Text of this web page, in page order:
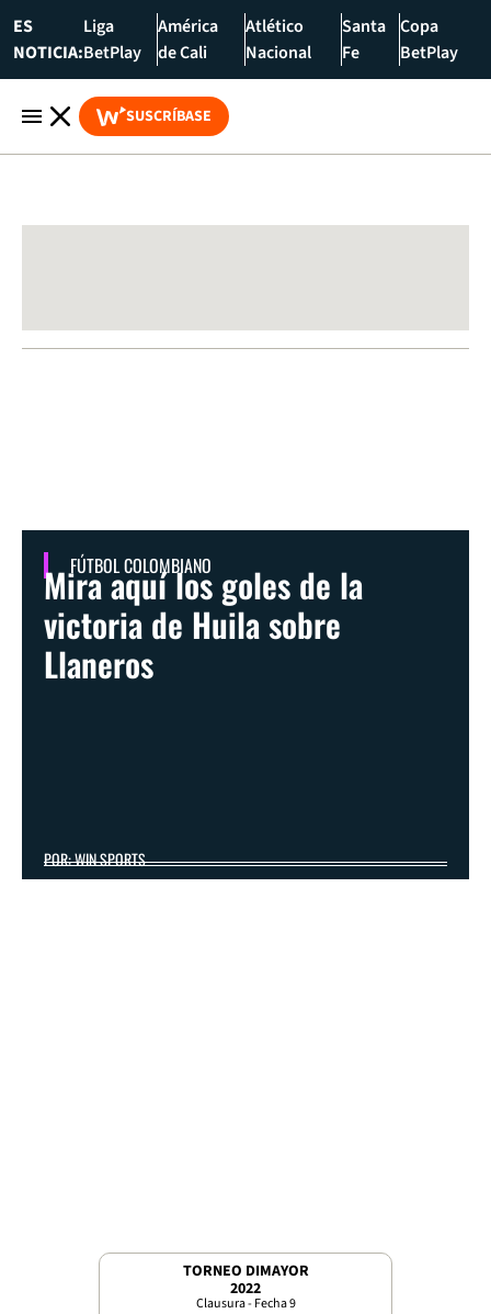
ES
NOTICIA:
Liga
BetPlay
América
de Cali
Atlético
Nacional
Santa
Fe
Copa
BetPlay
SUSCRÍBASE
FÚTBOL COLOMBIANO
Mira aquí los goles de la
victoria de Huila sobre
Llaneros
POR: WIN SPORTS
TORNEO DIMAYOR
2022
Clausura - Fecha 9